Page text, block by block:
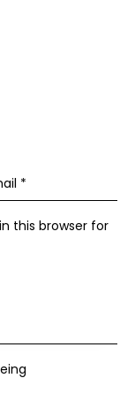
this browser for